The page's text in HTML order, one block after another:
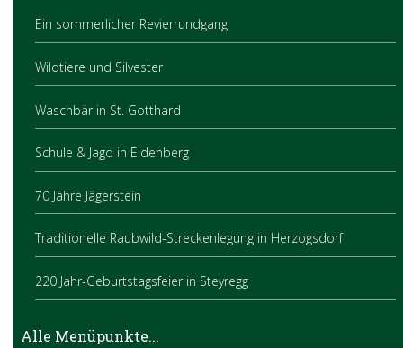
Ein sommerlicher Revierrundgang
Wildtiere und Silvester
Waschbär in St. Gotthard
Schule & Jagd in Eidenberg
70 Jahre Jägerstein
Traditionelle Raubwild-Streckenlegung in Herzogsdorf
220 Jahr-Geburtstagsfeier in Steyregg
Alle Menüpunkte...